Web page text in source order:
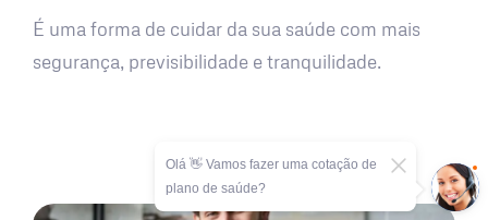
É uma forma de cuidar da sua saúde com mais
segurança, previsibilidade e tranquilidade.
Olá 👋 Vamos fazer uma cotação de
plano de saúde?